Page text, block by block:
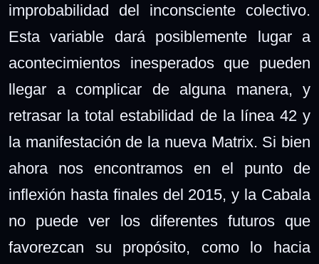
improbabilidad del inconsciente colectivo.
Esta variable dará posiblemente lugar a
acontecimientos inesperados que pueden
llegar a complicar de alguna manera, y
retrasar la total estabilidad de la línea 42 y
la manifestación de la nueva Matrix. Si bien
ahora nos encontramos en el punto de
inflexión hasta finales del 2015, y la Cabala
no puede ver los diferentes futuros que
favorezcan su propósito, como lo hacia